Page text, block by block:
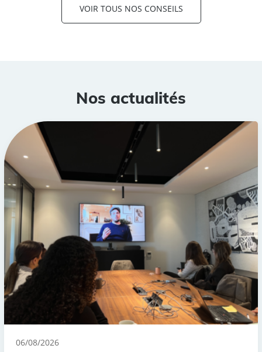
VOIR TOUS NOS CONSEILS
Nos actualités
06/08/2026